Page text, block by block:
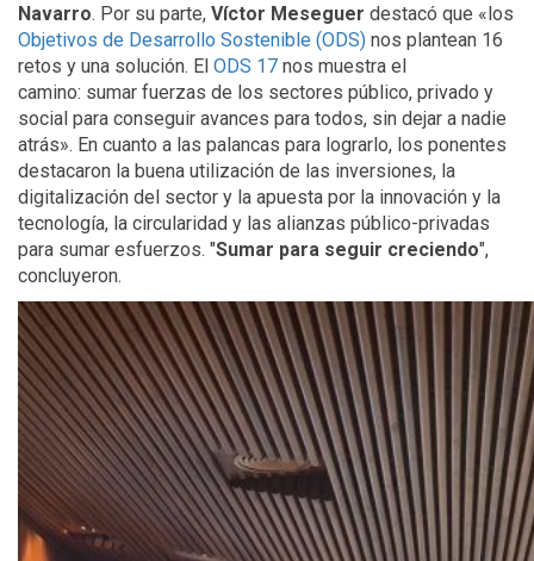
Navarro. Por su parte, Víctor Meseguer destacó que «los
Objetivos de Desarrollo Sostenible (ODS) nos plantean 16
retos y una solución. El ODS 17 nos muestra el
camino: sumar fuerzas de los sectores público, privado y
social para conseguir avances para todos, sin dejar a nadie
atrás». En cuanto a las palancas para lograrlo, los ponentes
destacaron la buena utilización de las inversiones, la
digitalización del sector y la apuesta por la innovación y la
tecnología, la circularidad y las alianzas público-privadas
para sumar esfuerzos. "Sumar para seguir creciendo",
concluyeron.